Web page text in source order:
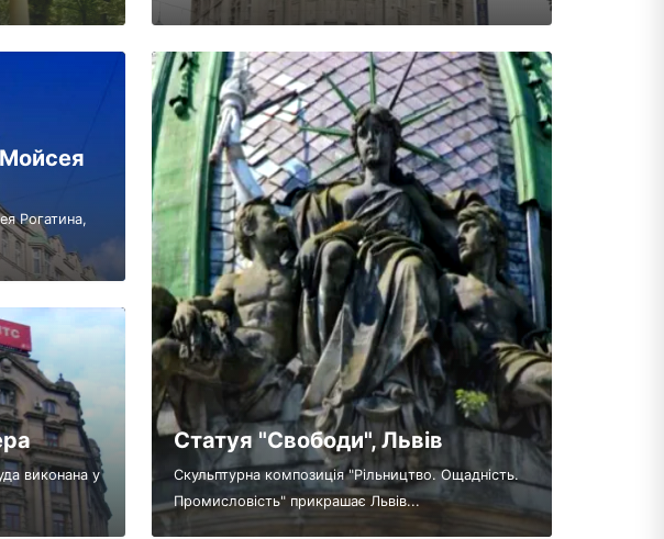
Рогатина,
виконана у
Статуя "Свободи", Львів
Скульптурна композиція "Рільництво. Ощадність.
Промисловість" прикрашає Львів...